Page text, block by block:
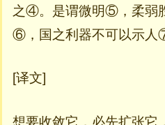
之④。是谓微明⑤，柔弱
⑥，国之利器不可以示人
[译文]
想要收敛它，必先扩张它